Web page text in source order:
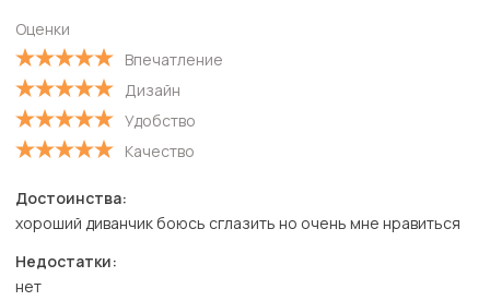
С низкой оценкой
Оценки
Впечатление
Дизайн
Удобство
Качество
Достоинства:
хороший диванчик боюсь сглазить но очень мне нравиться
Недостатки:
нет